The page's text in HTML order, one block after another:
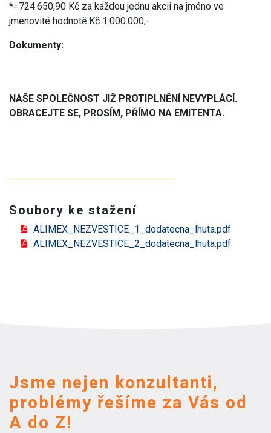
*=724.650,90 Kč za každou jednu akcii na jméno ve
jmenovité hodnotě Kč 1.000.000,-
Dokumenty:
NAŠE SPOLEČNOST JIŽ PROTIPLNĚNÍ NEVYPLÁCÍ.
OBRACEJTE SE, PROSÍM, PŘÍMO NA EMITENTA.
Soubory ke stažení
ALIMEX_NEZVESTICE_1_dodatecna_lhuta.pdf
ALIMEX_NEZVESTICE_2_dodatecna_lhuta.pdf
Jsme nejen konzultanti,
problémy řešíme za Vás od
A do Z!